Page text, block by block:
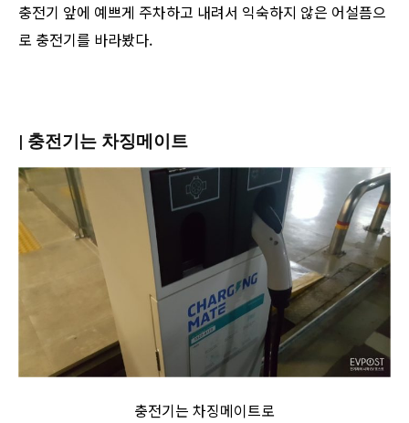
충전기 앞에 예쁘게 주차하고 내려서 익숙하지 않은 어설픔으
로 충전기를 바라봤다.
| 충전기는 차징메이트
충전기는 차징메이트로